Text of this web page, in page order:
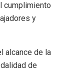
cumplimiento
y
alcance de la
de